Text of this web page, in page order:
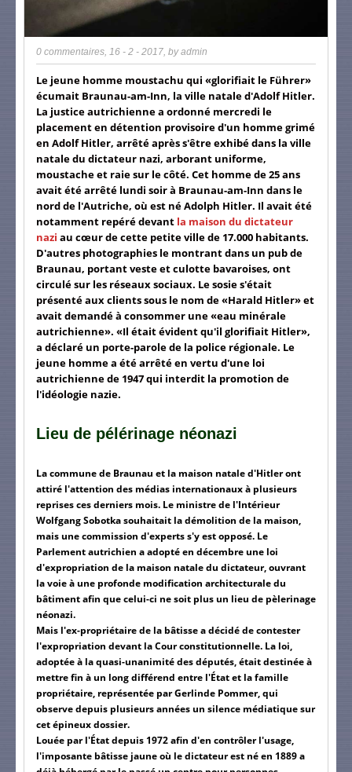
0 commentaires 16 - 2 - 2017 , byadmin
Le jeune homme moustachu qui «glorifiait le Führer»
écumait Braunau-am-Inn, la ville natale d'Adolf Hitler.
La justice autrichienne a ordonné mercredi le
placement en détention provisoire d'un homme grimé
en Adolf Hitler, arrêté après s'être exhibé dans la ville
natale du dictateur nazi, arborant uniforme,
moustache et raie sur le côté. Cet homme de 25 ans
avait été arrêté lundi soir à Braunau-am-Inn dans le
nord de l'Autriche, où est né Adolph Hitler. Il avait été
notamment repéré devant la maison du dictateur
nazi au cœur de cette petite ville de 17.000 habitants.
D'autres photographies le montrant dans un pub de
Braunau, portant veste et culotte bavaroises, ont
circulé sur les réseaux sociaux. Le sosie s'était
présenté aux clients sous le nom de «Harald Hitler» et
avait demandé à consommer une «eau minérale
autrichienne». «Il était évident qu'il glorifiait Hitler»,
a déclaré un porte-parole de la police régionale. Le
jeune homme a été arrêté en vertu d'une loi
autrichienne de 1947 qui interdit la promotion de
l'idéologie nazie.
Lieu de pélérinage néonazi
La commune de Braunau et la maison natale d'Hitler ont
attiré l'attention des médias internationaux à plusieurs
reprises ces derniers mois. Le ministre de l'Intérieur
Wolfgang Sobotka souhaitait la démolition de la maison,
mais une commission d'experts s'y est opposé. Le
Parlement autrichien a adopté en décembre une loi
d'expropriation de la maison natale du dictateur, ouvrant
la voie à une profonde modification architecturale du
bâtiment afin que celui-ci ne soit plus un lieu de pèlerinage
néonazi.
Mais l'ex-propriétaire de la bâtisse a décidé de contester
l'expropriation devant la Cour constitutionnelle. La loi,
adoptée à la quasi-unanimité des députés, était destinée à
mettre fin à un long différend entre l'État et la famille
propriétaire, représentée par Gerlinde Pommer, qui
observe depuis plusieurs années un silence médiatique sur
cet épineux dossier.
Louée par l'État depuis 1972 afin d'en contrôler l'usage,
l'imposante bâtisse jaune où le dictateur est né en 1889 a